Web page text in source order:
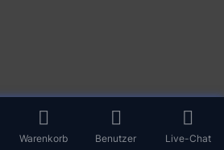
Warenkorb Benutzer Live-Chat